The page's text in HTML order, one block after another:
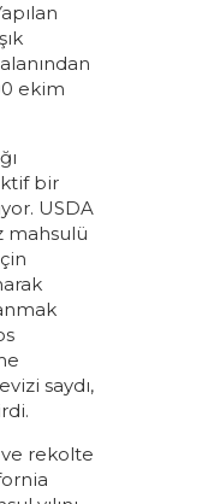
ekim
bir
USDA
mahsulü
saydı,
rekolte